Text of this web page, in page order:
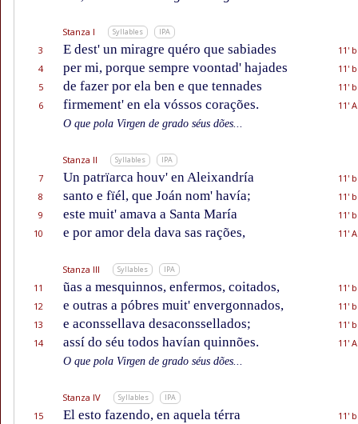
Stanza I Syllables IPA
3 E dest' un miragre quéro que sabiades
11' b
4
per mi, porque sempre voontad' hajades
11' b
5
de fazer por ela ben e que tennades
11' b
6
firmement' en ela vóssos corações.
11' A
O que pola Virgen de grado séus dões...
Stanza II Syllables IPA
7 Un patrïarca houv' en Aleixandría
11' b
8
santo e fïél, que Joán nom' havía;
11' b
9
este muit' amava a Santa María
11' b
10
e por amor dela dava sas rações, 11' A
Stanza III Syllables IPA
11 ũas a mesquinnos, enfermos, coitados,
11' b
12
e outras a póbres muit' envergonnados,
11' b
13
e aconssellava desaconssellados;
11' b
14
assí do séu todos havían quinnões.
11' A
O que pola Virgen de grado séus dões...
Stanza IV Syllables IPA
15 El esto fazendo, en aquela térra
11' b